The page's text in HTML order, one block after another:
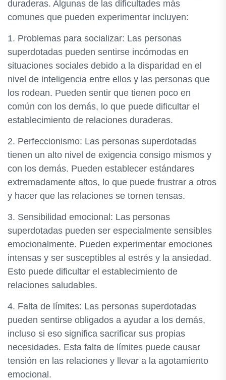
duraderas. Algunas de las dificultades más
comunes que pueden experimentar incluyen:
1. Problemas para socializar: Las personas
superdotadas pueden sentirse incómodas en
situaciones sociales debido a la disparidad en el
nivel de inteligencia entre ellos y las personas que
los rodean. Pueden sentir que tienen poco en
común con los demás, lo que puede dificultar el
establecimiento de relaciones duraderas.
2. Perfeccionismo: Las personas superdotadas
tienen un alto nivel de exigencia consigo mismos y
con los demás. Pueden establecer estándares
extremadamente altos, lo que puede frustrar a otros
y hacer que las relaciones se tornen tensas.
3. Sensibilidad emocional: Las personas
superdotadas pueden ser especialmente sensibles
emocionalmente. Pueden experimentar emociones
intensas y ser susceptibles al estrés y la ansiedad.
Esto puede dificultar el establecimiento de
relaciones saludables.
4. Falta de límites: Las personas superdotadas
pueden sentirse obligados a ayudar a los demás,
incluso si eso significa sacrificar sus propias
necesidades. Esta falta de límites puede causar
tensión en las relaciones y llevar a la agotamiento
emocional.